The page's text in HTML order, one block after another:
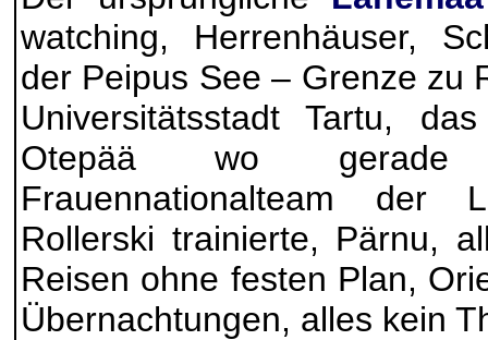
watching, Herrenhäuser,
der Peipus See – Grenze zu
Universitätsstadt Tartu,
Otepää wo gerade
Frauennationalteam der
Rollerski trainierte, Pärnu,
Reisen ohne festen Plan,
Übernachtungen, alles kein